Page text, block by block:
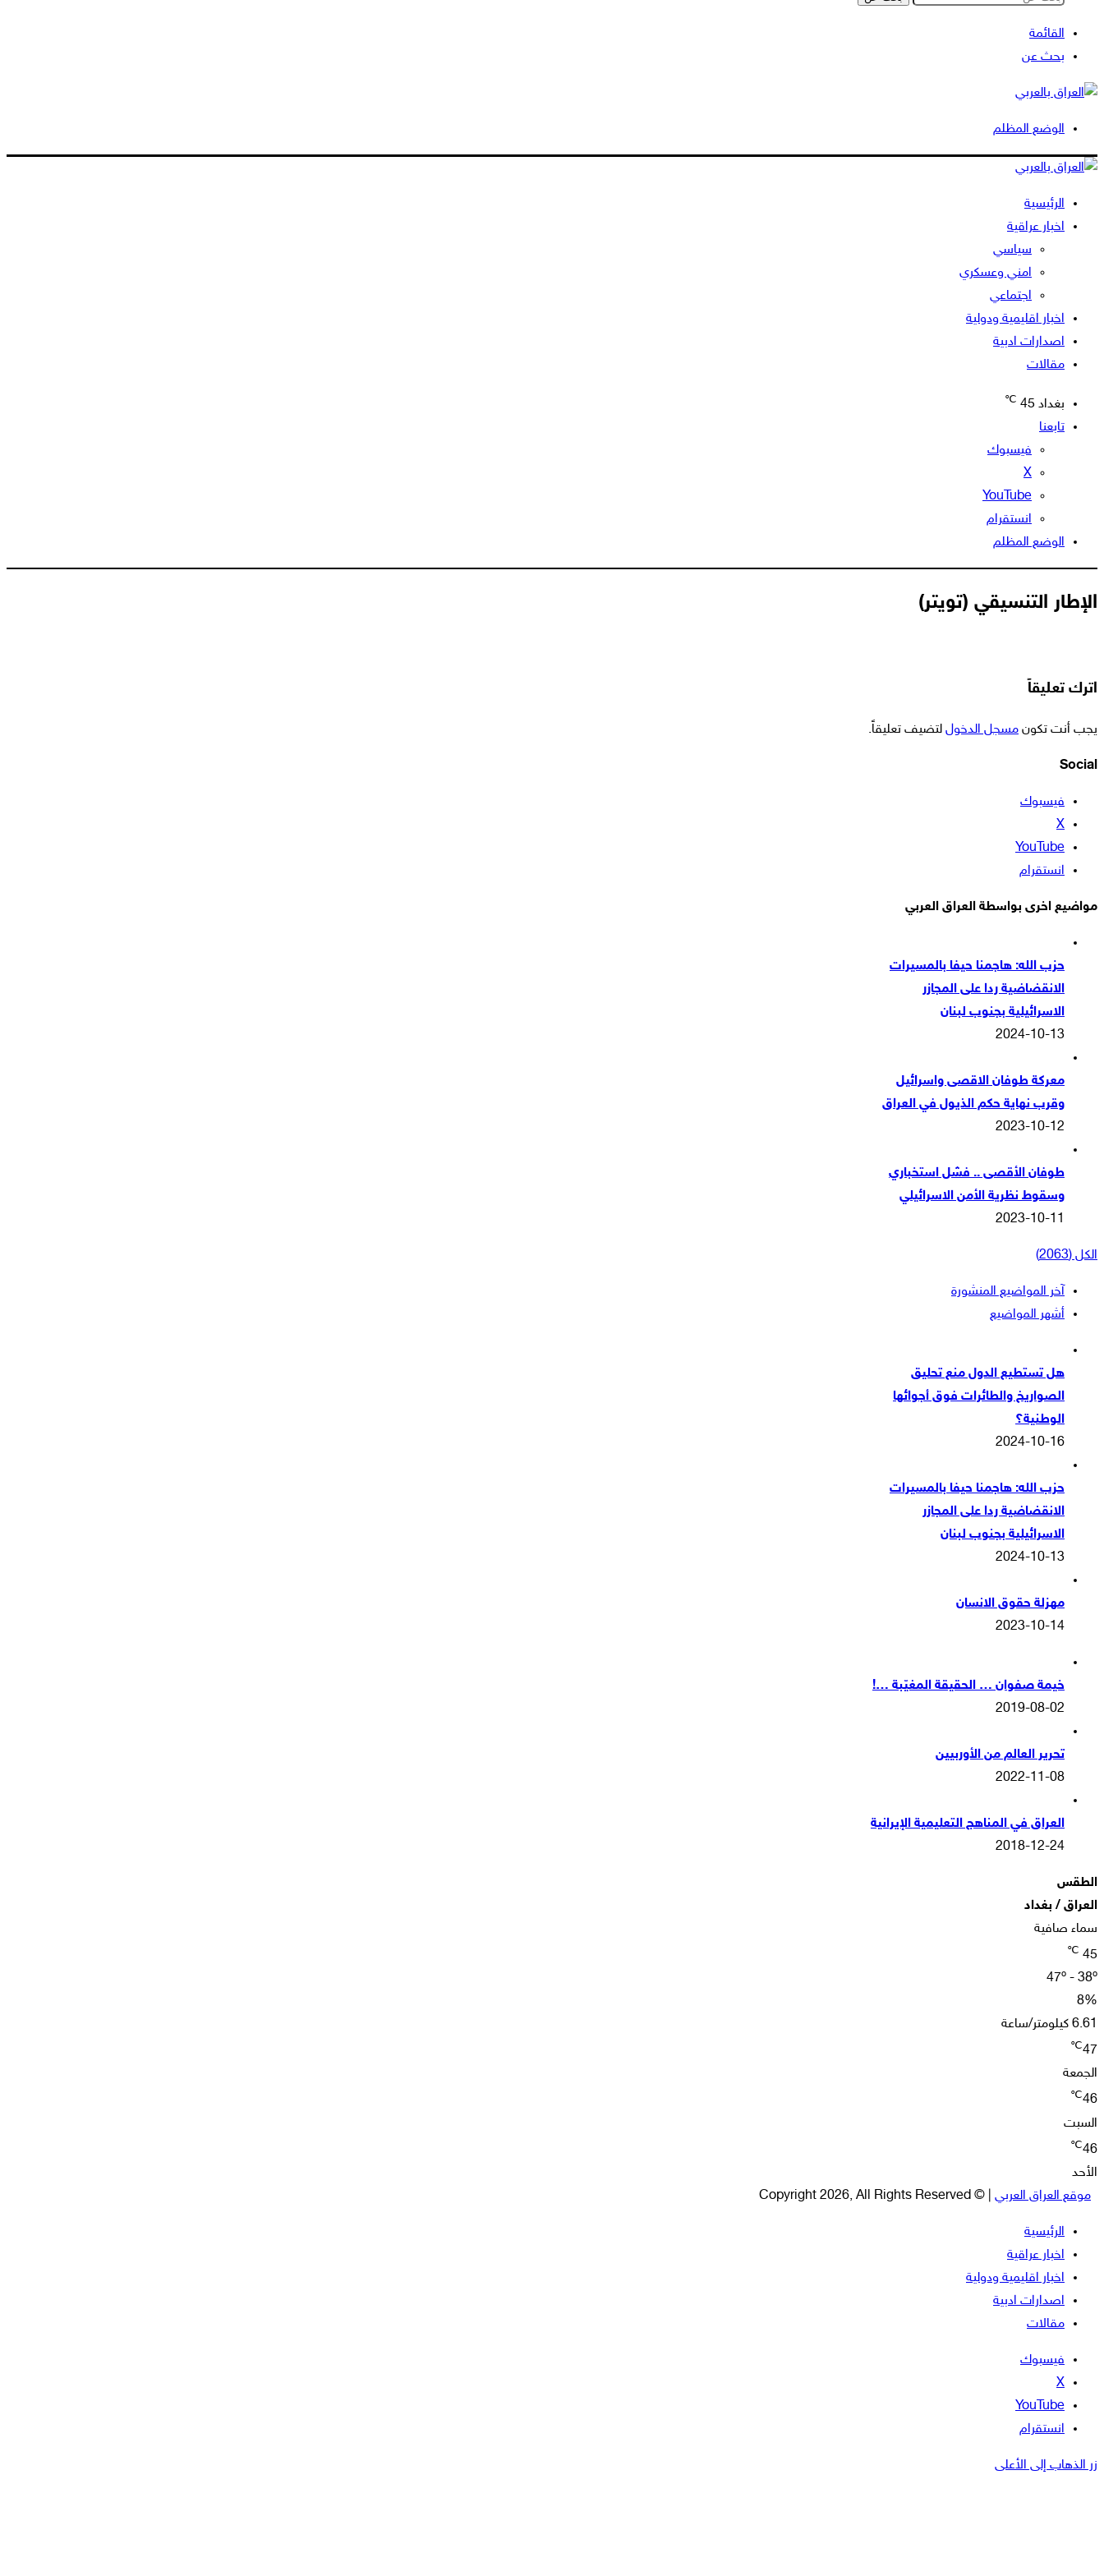
القائمة
بحث عن
الوضع المظلم
الرئيسية
اخبار عراقية
سياسي
امني وعسكري
اجتماعي
اخبار اقليمية ودولية
اصدارات ادبية
مقالات
بغداد 45
℃
تابعنا
فيسبوك
‫X
‫YouTube
انستقرام
الوضع المظلم
الإطار التنسيقي (تويتر)
اترك تعليقاً
يجب أنت تكون مسجل الدخول لتضيف تعليقاً.
Social
فيسبوك
‫X
‫YouTube
انستقرام
مواضيع اخرى بواسطة العراق العربي
حزب الله: هاجمنا حيفا بالمسيرات
الانقضاضية ردا على المجازر
الاسرائيلية بجنوب لبنان
2024-10-13
معركة طوفان الاقصى واسرائيل
وقرب نهاية حكم الذيول في العراق
2023-10-12
طوفان الأقصى .. فشل استخباري
وسقوط نظرية الأمن الاسرائيلي
2023-10-11
الكل (2063)
آخر المواضيع المنشورة
أشهر المواضيع
هل تستطيع الدول منع تحليق
الصواريخ والطائرات فوق أجوائها
الوطنية؟
2024-10-16
حزب الله: هاجمنا حيفا بالمسيرات
الانقضاضية ردا على المجازر
الاسرائيلية بجنوب لبنان
2024-10-13
مهزلة حقوق الانسان
2023-10-14
خيمة صفوان … الحقيقة المغيّبة …!
2019-08-02
تحرير العالم من الأوربيين
2022-11-08
العراق في المناهج التعليمية الإيرانية
2018-12-24
الطقس
العراق / بغداد
سماء صافية
45
℃
47º - 38º
8%
6.61 كيلومتر/ساعة
47
℃
الجمعة
46
℃
السبت
46
℃
الأحد
موقع العراق العربي | © Copyright 2026, All Rights Reserved
الرئيسية
اخبار عراقية
اخبار اقليمية ودولية
اصدارات ادبية
مقالات
فيسبوك
‫X
‫YouTube
انستقرام
زر الذهاب إلى الأعلى